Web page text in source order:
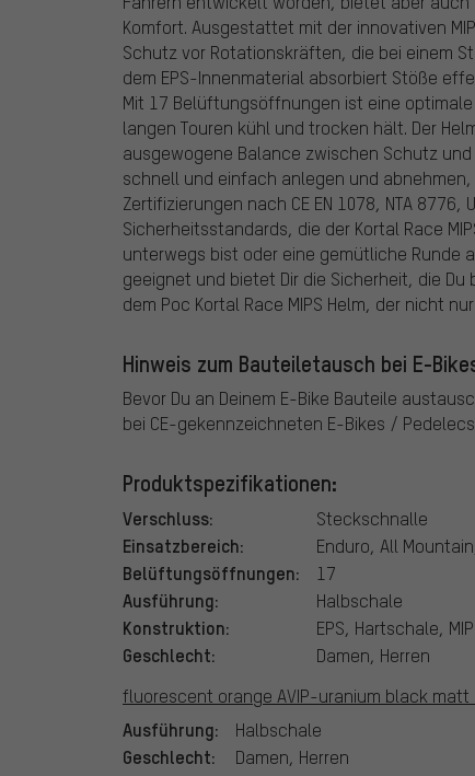
Komfort. Ausgestattet mit der innovativen
Schutz vor Rotationskräften, die bei einem
dem EPS-Innenmaterial absorbiert Stöße
Mit 17 Belüftungsöffnungen ist eine
langen Touren kühl und trocken hält. Der
ausgewogene Balance zwischen Schutz
schnell und einfach anlegen und
Zertifizierungen nach CE EN 1078, NTA
Sicherheitsstandards, die der Kortal Race
unterwegs bist oder eine gemütliche Runde
geeignet und bietet Dir die Sicherheit, die
dem Poc Kortal Race MIPS Helm, der nicht
Hinweis zum Bauteiletausch bei E-
Bevor Du an Deinem E-Bike Bauteile
bei CE-gekennzeichneten E-Bikes /
Produktspezifikationen:
Verschluss: Steckschnalle
Einsatzbereich: Enduro, All
Belüftungsöffnungen: 17
Ausführung: Halbschale
Konstruktion: EPS, Hartschale,
Geschlecht:
Damen, Herren
fluorescent orange AVIP-uranium black matt
Ausführung: Halbschale
Geschlecht: Damen, Herren